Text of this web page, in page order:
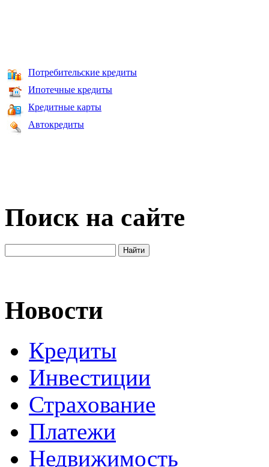
Потребительские кредиты
Ипотечные кредиты
Кредитные карты
Автокредиты
Поиск на сайте
Новости
Кредиты
Инвестиции
Страхование
Платежи
Недвижимость